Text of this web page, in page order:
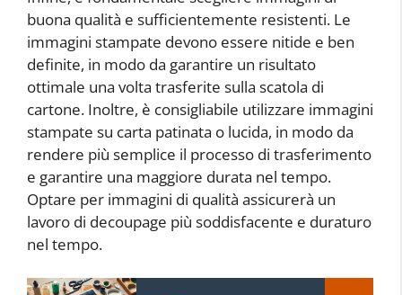
buona qualità e sufficientemente resistenti. Le
immagini stampate devono essere nitide e ben
definite, in modo da garantire un risultato
ottimale una volta trasferite sulla scatola di
cartone. Inoltre, è consigliabile utilizzare immagini
stampate su carta patinata o lucida, in modo da
rendere più semplice il processo di trasferimento
e garantire una maggiore durata nel tempo.
Optare per immagini di qualità assicurerà un
lavoro di decoupage più soddisfacente e duraturo
nel tempo.